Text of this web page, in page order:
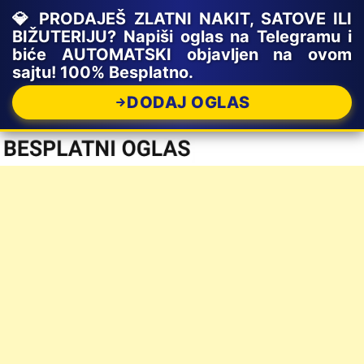
💎 PRODAJEŠ ZLATNI NAKIT, SATOVE ILI
BIŽUTERIJU? Napiši oglas na Telegramu i
biće AUTOMATSKI objavljen na ovom
sajtu! 100% Besplatno.
DODAJ OGLAS